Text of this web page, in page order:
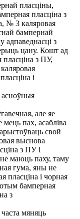
пласціны,
пласціна з
№ 3 каляровая
бампернай
адпаведнасці з
цану. Кошт ад
пласціна з ПУ,
і
асноўныя
але яе
пах, асабліва
свой
выснова
з ПУ і
маюць паху, таму
гума, яны не
пласціна і чорная
бамперная
з
мяняць